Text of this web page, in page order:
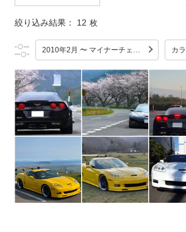
絞り込み結果： 12 枚
2010年2月 〜 マイナーチェンジ カ